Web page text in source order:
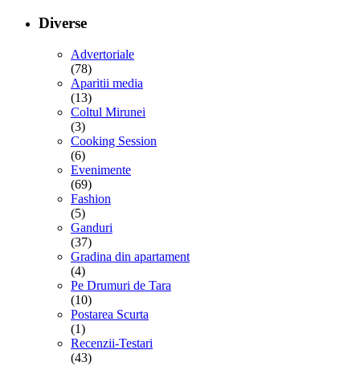
Diverse
Advertoriale
(78)
Aparitii media
(13)
Coltul Mirunei
(3)
Cooking Session
(6)
Evenimente
(69)
Fashion
(5)
Ganduri
(37)
Gradina din apartament
(4)
Pe Drumuri de Tara
(10)
Postarea Scurta
(1)
Recenzii-Testari
(43)